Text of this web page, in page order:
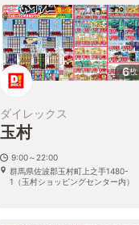
6枚
ダイレックス
玉村
9:00～22:00
群馬県佐波郡玉村町上之手1480-
1（玉村ショッピングセンター内）